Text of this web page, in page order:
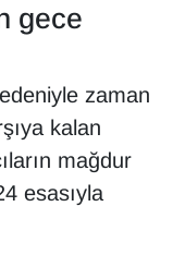
gece
zaman
kalan
mağdur
esasıyla